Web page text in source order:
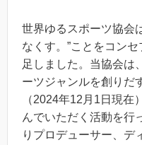
世界ゆるスポーツ協会
なくす。”ことをコン
足しました。当協会は
ーツジャンルを創りだ
（2024年12月1日現在
んでいただく活動を行
りプロデューサー、デ